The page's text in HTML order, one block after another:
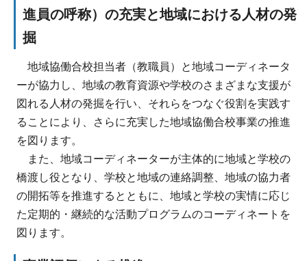
進員の呼称）の充実と地域における人材の発
掘
地域協働合校担当者（教職員）と地域コーディネータ
ーが協力し、地域の教育資源や学校のさまざまな支援が
図れる人材の発掘を行い、それらをつなぐ役割を実践す
ることにより、さらに充実した地域協働合校事業の推進
を図ります。
また、地域コーディネーターが主体的に地域と学校の
橋渡し役となり、学校と地域の連絡調整、地域の協力者
の開拓等を推進するとともに、地域と学校の実情に応じ
た定期的・継続的な活動プログラムのコーディネートを
図ります。